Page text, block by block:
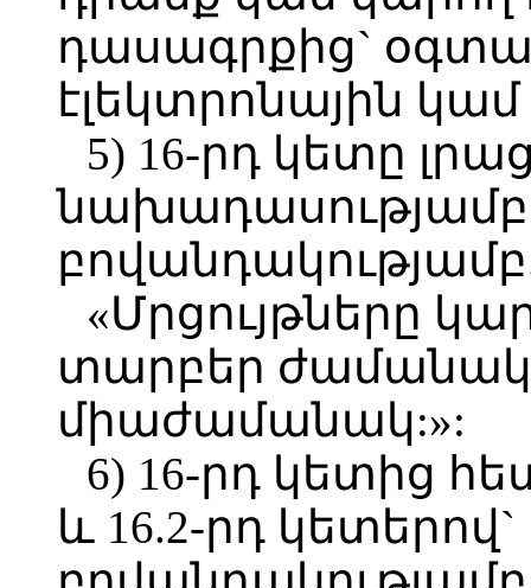
դասագրքից`
էլեկտրոնային
5) 16-րդ կետը
«Մրցույթները
տարբեր
միաժամանակ:»:
6) 16-րդ կետից
և 16.2-րդ